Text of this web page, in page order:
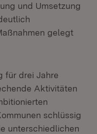
und Umsetzung
gelegt
für drei Jahre
Aktivitäten
schlüssig
unterschiedlichen